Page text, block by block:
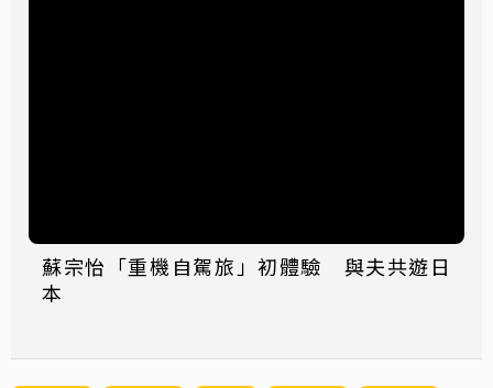
蘇宗怡「重機自駕旅」初體驗 與夫共遊日
本